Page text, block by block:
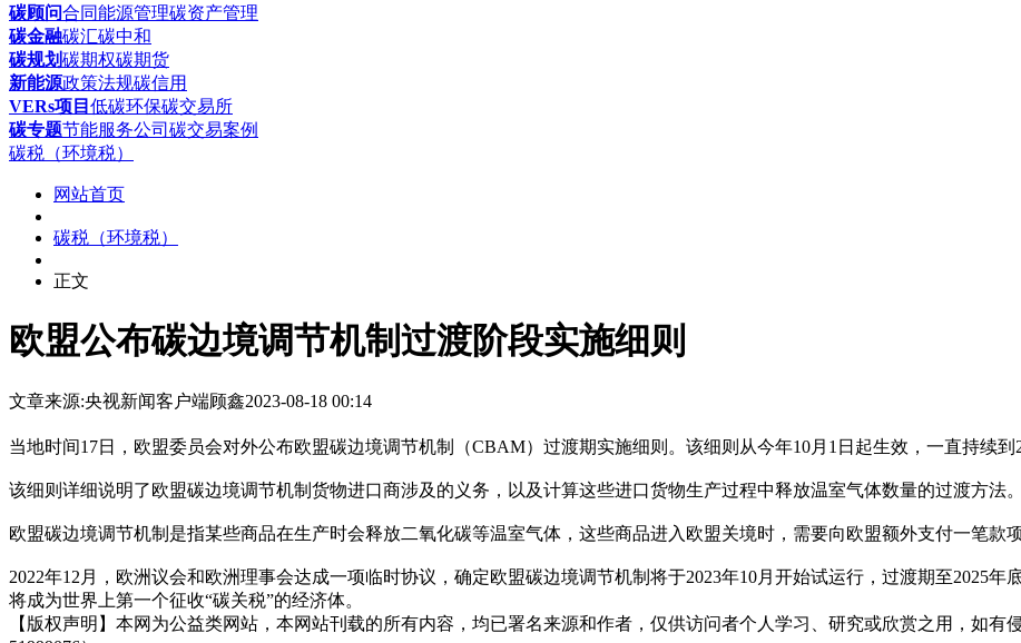
碳顾问合同能源管理碳资产管理
碳金融碳汇碳中和
碳规划碳期权碳期货
新能源政策法规碳信用
VERs项目 低碳环保碳交易所
碳专题节能服务公司 碳交易案例
碳税（环境税）
网站首页
碳税（环境税）
正文
欧盟公布碳边境调节机制过渡阶段实施细则
文章来源:央视新闻客户端顾鑫2023-08-18 00:14
当地时间17日，欧盟委员会对外公布欧盟碳边境调节机制（CBAM）过渡期实施细则。该细则从今年10月1日起生效，一直持续到
该细则详细说明了欧盟碳边境调节机制货物进口商涉及的义务，以及计算这些进口货物生产过程中释放温室气体数量的过渡方法。
欧盟碳边境调节机制是指某些商品在生产时会释放二氧化碳等温室气体，这些商品进入欧盟关境时，需要向欧盟额外支付一笔款
2022年12月，欧洲议会和欧洲理事会达成一项临时协议，确定欧盟碳边境调节机制将于2023年10月开始试运行，过渡期至2025年
将成为世界上第一个征收“碳关税”的经济体。
【版权声明】本网为公益类网站，本网站刊载的所有内容，均已署名来源和作者，仅供访问者个人学习、研究或欣赏之用，如有